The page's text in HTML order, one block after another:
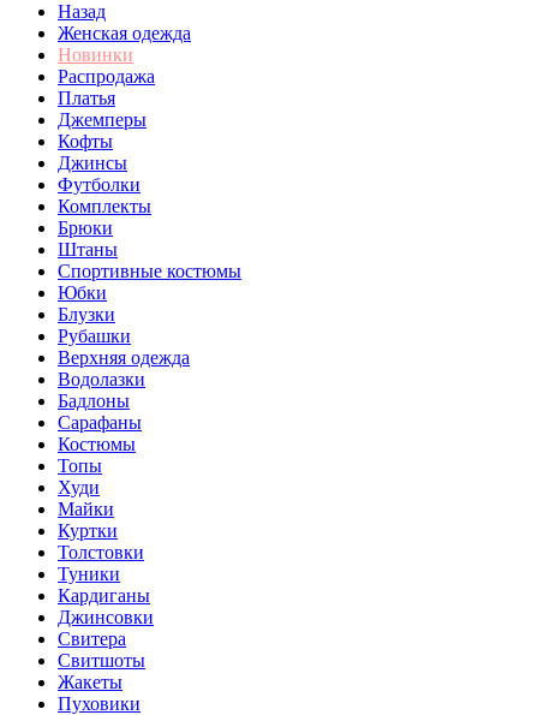
Назад
Женская одежда
Новинки
Распродажа
Платья
Джемперы
Кофты
Джинсы
Футболки
Комплекты
Брюки
Штаны
Спортивные костюмы
Юбки
Блузки
Рубашки
Верхняя одежда
Водолазки
Бадлоны
Сарафаны
Костюмы
Топы
Худи
Майки
Куртки
Толстовки
Туники
Кардиганы
Джинсовки
Свитера
Свитшоты
Жакеты
Пуховики